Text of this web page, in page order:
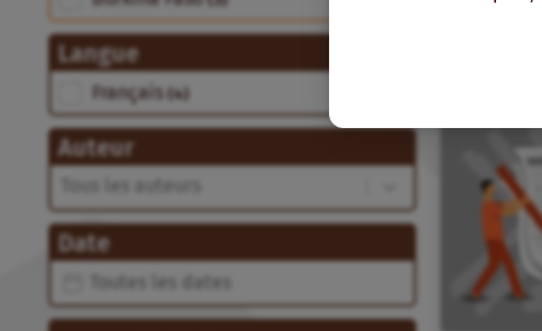
Langue
Langue
Français (4)
Auteur
Auteur
Auteur
Date
Date
Date